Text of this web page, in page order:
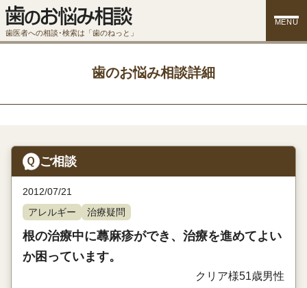
歯医者への相談･検索は「歯のねっと」
MENU
歯のお悩み相談詳細
ご相談
2012/07/21
アレルギー
治療疑問
根の治療中に蕁麻疹ができ、治療を進めてよい
か困っています。
クリア様51歳男性